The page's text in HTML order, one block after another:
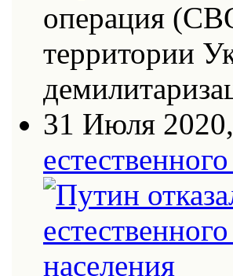
операция
территории
31 Июля